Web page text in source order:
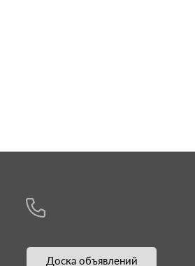
Доска объявлений